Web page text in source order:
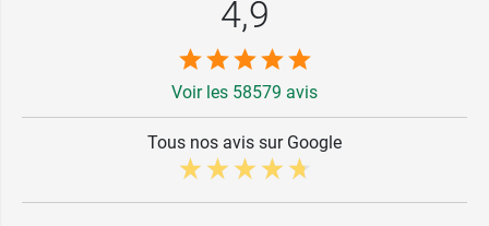
4,9
Voir les 58579 avis
Tous nos avis sur Google